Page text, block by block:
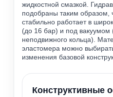
жидкостной смазкой.
подобраны таким образом,
стабильно работает в
(до 16 бар) и под
неподвижного кольца).
эластомера можно
изменения базовой
Конструктивные